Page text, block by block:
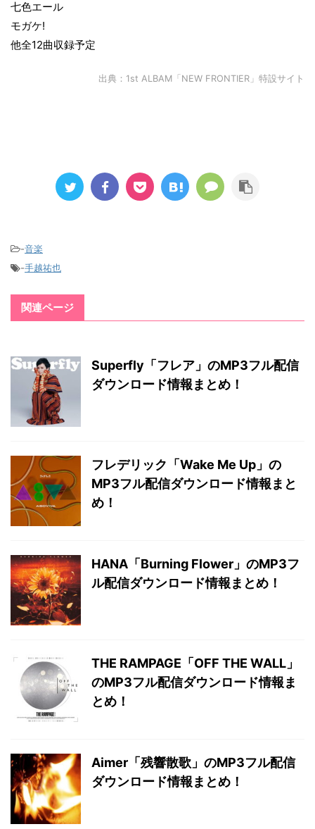
七色エール
モガケ!
他全12曲収録予定
出典： 1st ALBAM「NEW FRONTIER」特設サイト
-音楽
-手越祐也
関連ページ
Superfly「フレア」のMP3フル配信
ダウンロード情報まとめ！
フレデリック「Wake Me Up」の
MP3フル配信ダウンロード情報まと
め！
HANA「Burning Flower」のMP3フ
ル配信ダウンロード情報まとめ！
THE RAMPAGE「OFF THE WALL」
のMP3フル配信ダウンロード情報ま
とめ！
Aimer「残響散歌」のMP3フル配信
ダウンロード情報まとめ！